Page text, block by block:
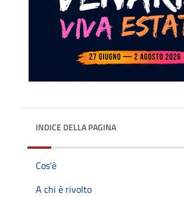
INDICE DELLA PAGINA
Cos'è
A chi è rivolto